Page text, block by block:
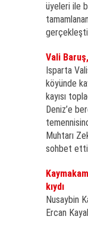
üyeleri ile
tamamlanan
Vali
Isparta
köyünde
kayısı
Deniz’e
Muhtarı
sohbet
kıydı
Nusaybin
Ercan